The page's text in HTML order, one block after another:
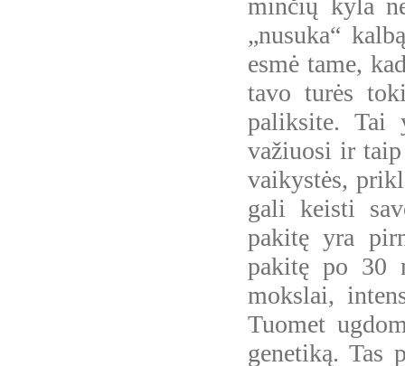
minčių kyla
„nusuka“
esmė tame,
tavo turės
paliksite. Tai
važiuosi ir
vaikystės,
gali keisti
pakitę yra
pakitę po 30
mokslai,
Tuomet
genetiką. Tas